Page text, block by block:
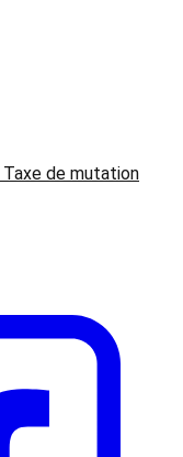
Taxe de mutation